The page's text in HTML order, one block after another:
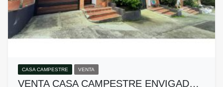
CASA CAMPESTRE VENTA
VENTA CASA CAMPESTRE ENVIGAD…